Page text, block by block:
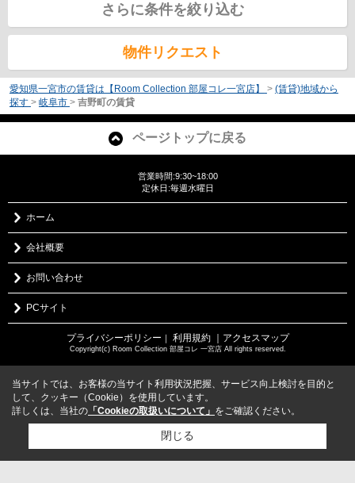
さらに条件を絞り込む
物件リクエスト
愛知県一宮市の賃貸は【Room Collection 部屋コレ一宮店】 > (賃貸)地域から
探す > 岐阜市 > 吉野町の賃貸
ページトップに戻る
営業時間:9:30~18:00
定休日:毎週水曜日
ホーム
会社概要
お問い合わせ
PCサイト
プライバシーポリシー ｜ 利用規約 ｜アクセスマップ
Copyright(c) Room Collection 部屋コレ 一宮店 All rights reserved.
当サイトでは、お客様の当サイト利用状況把握、サービス向上検討を目的と
して、クッキー（Cookie）を使用しています。
詳しくは、当社の 「Cookieの取扱いについて」 をご確認ください。
閉じる